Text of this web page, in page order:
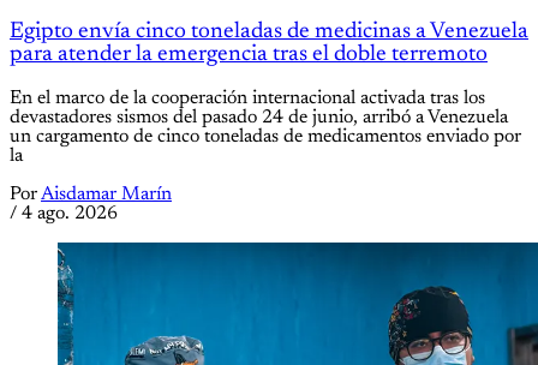
Egipto envía cinco toneladas de medicinas a Venezuela
para atender la emergencia tras el doble terremoto
En el marco de la cooperación internacional activada tras los
devastadores sismos del pasado 24 de junio, arribó a Venezuela
un cargamento de cinco toneladas de medicamentos enviado por
la
PorAisdamar Marín
/ 4 ago. 2026